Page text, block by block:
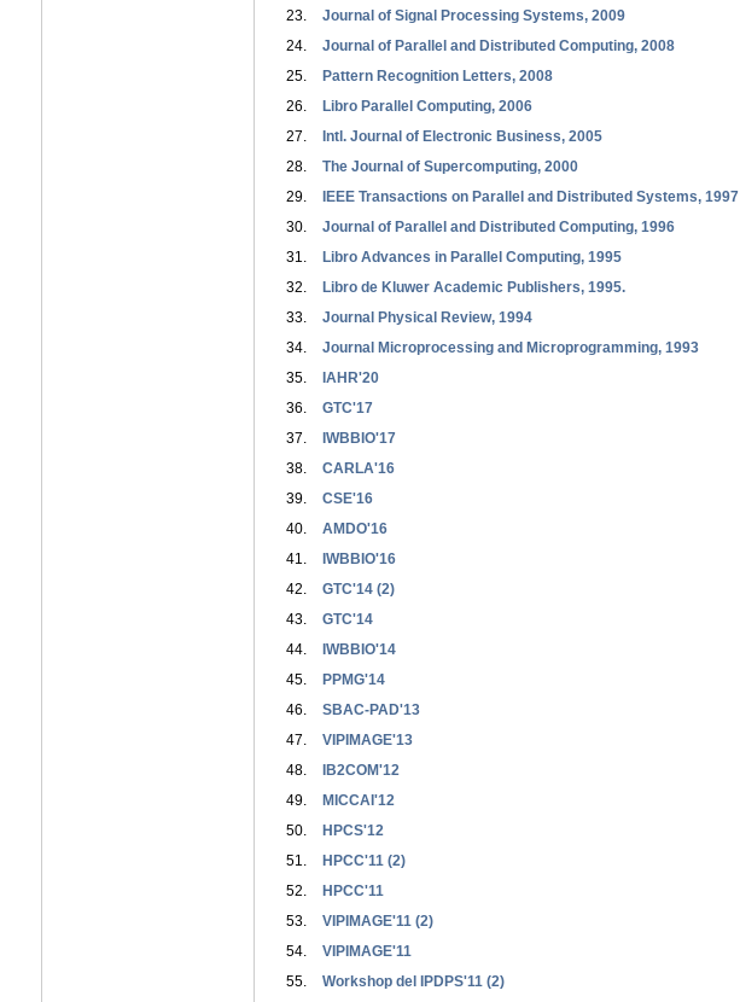
Journal of Signal Processing Systems, 2009
Journal of Parallel and Distributed Computing, 2008
Pattern Recognition Letters, 2008
Libro Parallel Computing, 2006
Intl. Journal of Electronic Business, 2005
The Journal of Supercomputing, 2000
IEEE Transactions on Parallel and Distributed Systems, 1997
Journal of Parallel and Distributed Computing, 1996
Libro Advances in Parallel Computing, 1995
Libro de Kluwer Academic Publishers, 1995.
Journal Physical Review, 1994
Journal Microprocessing and Microprogramming, 1993
IAHR'20
GTC'17
IWBBIO'17
CARLA'16
CSE'16
AMDO'16
IWBBIO'16
GTC'14 (2)
GTC'14
IWBBIO'14
PPMG'14
SBAC-PAD'13
VIPIMAGE'13
IB2COM'12
MICCAI'12
HPCS'12
HPCC'11 (2)
HPCC'11
VIPIMAGE'11 (2)
VIPIMAGE'11
Workshop del IPDPS'11 (2)